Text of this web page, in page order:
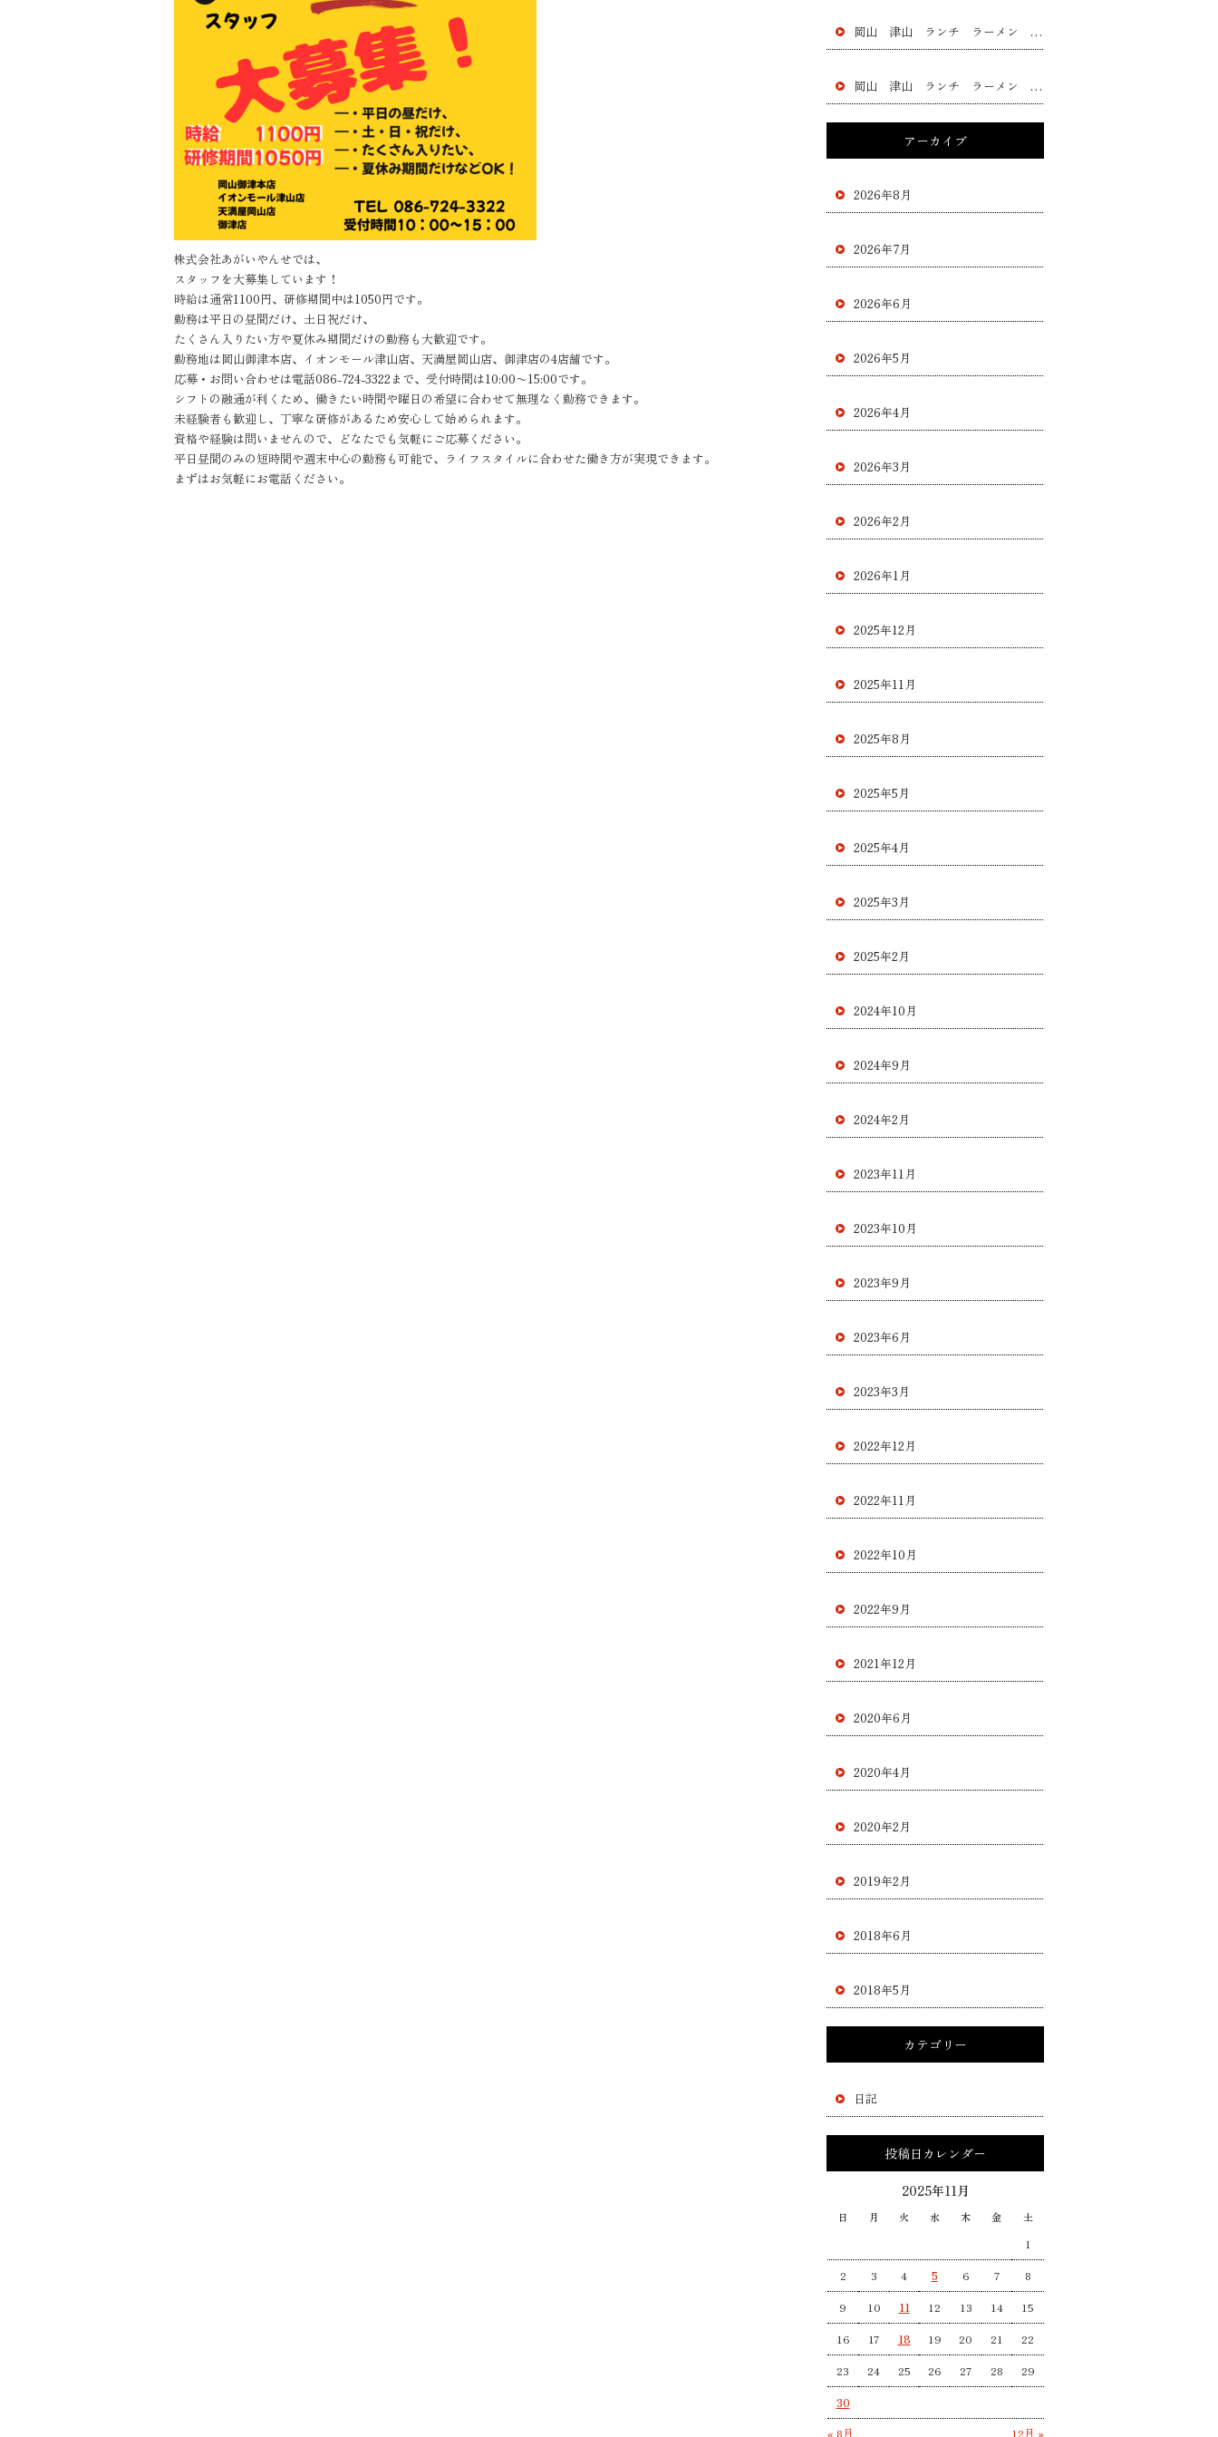
株式会社あがいやんせでは、
スタッフを大募集しています！
時給は通常1100円、研修期間中は1050円です。
勤務は平日の昼間だけ、土日祝だけ、
たくさん入りたい方や夏休み期間だけの勤務も大歓迎です。
勤務地は岡山御津本店、イオンモール津山店、天満屋岡山店、御津店の4店舗です。
応募・お問い合わせは電話086-724-3322まで、受付時間は10:00〜15:00です。
シフトの融通が利くため、働きたい時間や曜日の希望に合わせて無理なく勤務できます。
未経験者も歓迎し、丁寧な研修があるため安心して始められます。
資格や経験は問いませんので、どなたでも気軽にご応募ください。
平日昼間のみの短時間や週末中心の勤務も可能で、ライフスタイルに合わせた働き方が実現できます。
まずはお気軽にお電話ください。
岡山 津山 ランチ ラーメン 黄ニラ チャー シュー 餃子 フラチャイズ 加盟 レストラン
岡山 津山 ランチ ラーメン 黄ニラ チャー シュー 餃子 フラチャイズ 加盟 レストラン
アーカイブ
2026年8月
2026年7月
2026年6月
2026年5月
2026年4月
2026年3月
2026年2月
2026年1月
2025年12月
2025年11月
2025年8月
2025年5月
2025年4月
2025年3月
2025年2月
2024年10月
2024年9月
2024年2月
2023年11月
2023年10月
2023年9月
2023年6月
2023年3月
2022年12月
2022年11月
2022年10月
2022年9月
2021年12月
2020年6月
2020年4月
2020年2月
2019年2月
2018年6月
2018年5月
カテゴリー
日記
投稿日カレンダー
2025年11月
日 月 火 水 木 金 土
« 8月 12月 »
1
2 3 4 5 6 7 8
9 10 11 12 13 14 15
16 17 18 19 20 21 22
23 24 25 26 27 28 29
30